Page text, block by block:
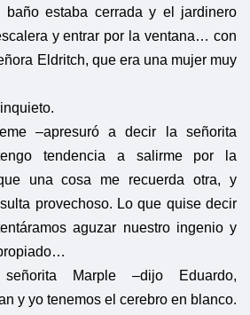
baño estaba cerrada y el jardinero
y entrar por la ventana… con
Eldritch, que era una mujer muy
–apresuró a decir la señorita
tendencia a salirme por la
una cosa me recuerda otra, y
provechoso. Lo que quise decir
aguzar nuestro ingenio y
Marple –dijo Eduardo,
y yo tenemos el cerebro en blanco.